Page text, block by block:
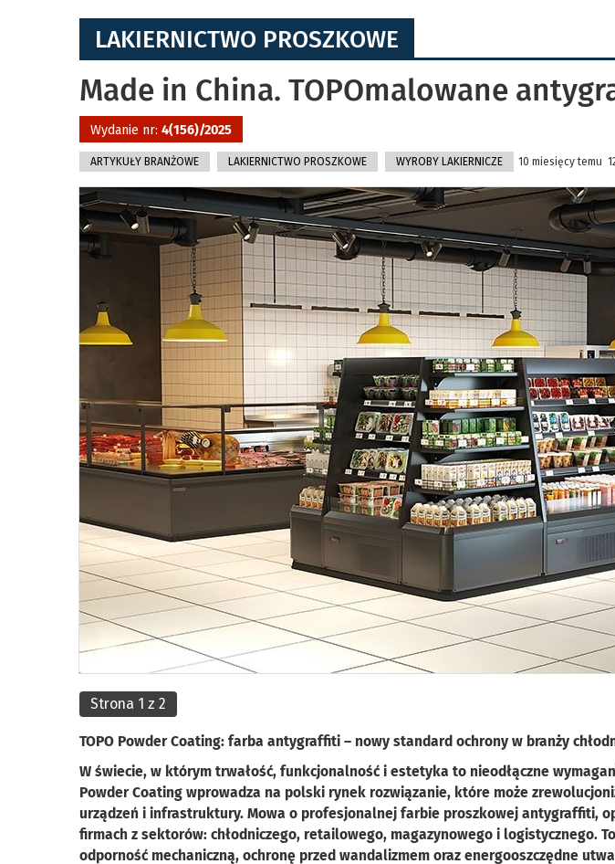
LAKIERNICTWO PROSZKOWE
Made in China. TOPOmalowane
Wydanie nr: 4(156)/2025
ARTYKUŁY BRANŻOWE LAKIERNICTWO PROSZKOWE WYROBY LAKIERNICZE 10 miesięcy temu
Strona 1 z 2
TOPO Powder Coating: farba antygraffiti – nowy standard ochrony w branży
W świecie, w którym trwałość, funkcjonalność i estetyka to nieodłączne
Powder Coating wprowadza na polski rynek rozwiązanie, które może
urządzeń i infrastruktury. Mowa o profesjonalnej farbie proszkowej antygraffiti,
firmach z sektorów: chłodniczego, retailowego, magazynowego i logistycznego.
odporność mechaniczną, ochronę przed wandalizmem oraz energooszczędne